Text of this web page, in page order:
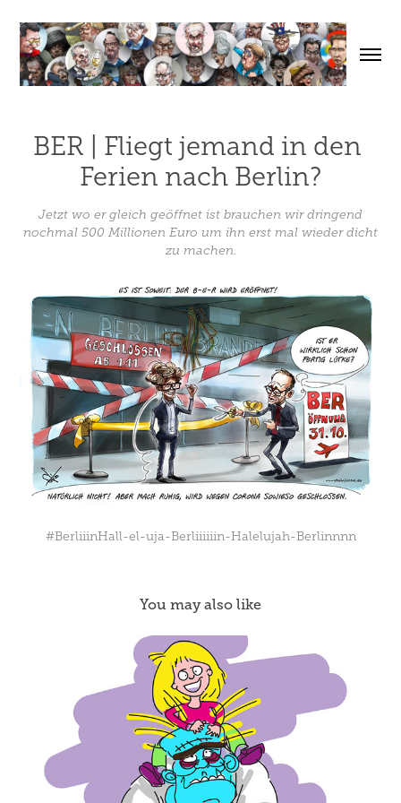
BER | Fliegt jemand in den
Ferien nach Berlin?
Jetzt wo er gleich geöffnet ist brauchen wir dringend
nochmal 500 Millionen Euro um ihn erst mal wieder dicht
zu machen.
#BerliiinHall-el-uja-Berliiiiiin-Halelujah-Berlinnnn
You may also like